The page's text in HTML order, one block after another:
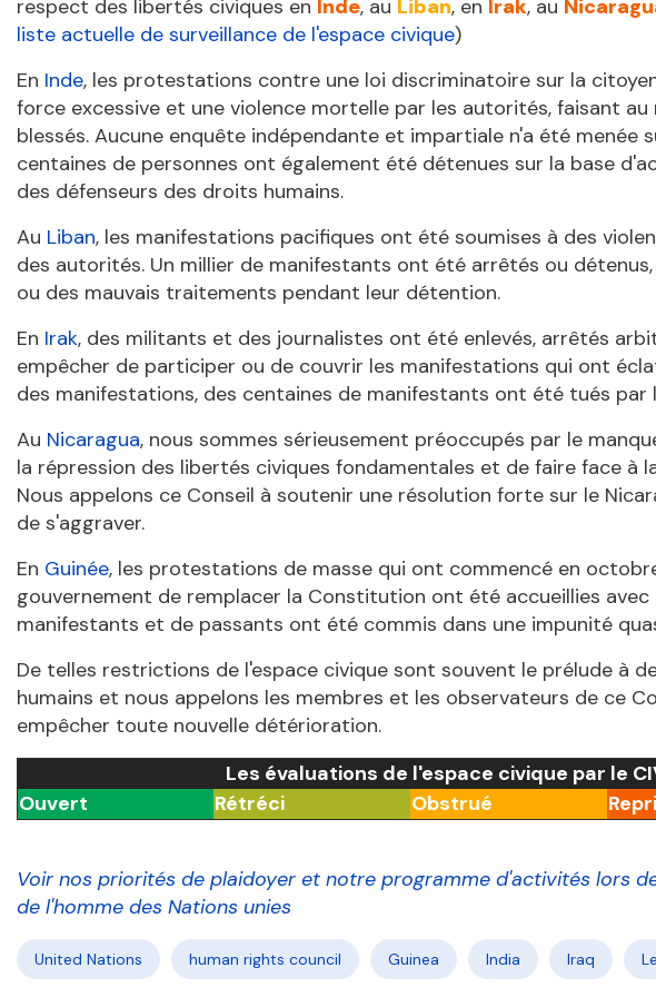
respect des libertés civiques en Inde, au Liban, en Irak, au
liste actuelle de surveillance de l'espace civique)
En Inde, les protestations contre une loi discriminatoire sur la
force excessive et une violence mortelle par les autorités, faisant
blessés. Aucune enquête indépendante et impartiale n'a été menée
centaines de personnes ont également été détenues sur la base
des défenseurs des droits humains.
Au Liban, les manifestations pacifiques ont été soumises à des
des autorités. Un millier de manifestants ont été arrêtés ou
ou des mauvais traitements pendant leur détention.
En Irak, des militants et des journalistes ont été enlevés, arrêtés
empêcher de participer ou de couvrir les manifestations qui ont
des manifestations, des centaines de manifestants ont été tués par
Au Nicaragua, nous sommes sérieusement préoccupés par le
la répression des libertés civiques fondamentales et de faire face à
Nous appelons ce Conseil à soutenir une résolution forte sur le
de s'aggraver.
En Guinée, les protestations de masse qui ont commencé en
gouvernement de remplacer la Constitution ont été accueillies avec
manifestants et de passants ont été commis dans une impunité
De telles restrictions de l'espace civique sont souvent le prélude à
humains et nous appelons les membres et les observateurs de ce
empêcher toute nouvelle détérioration.
Les évaluations de l'espace civique par le
Ouvert
Rétréci Obstrué
Voir nos priorités de plaidoyer et notre programme d'activités lors
de l'homme des Nations unies
United Nations human rights council Guinea India Iraq